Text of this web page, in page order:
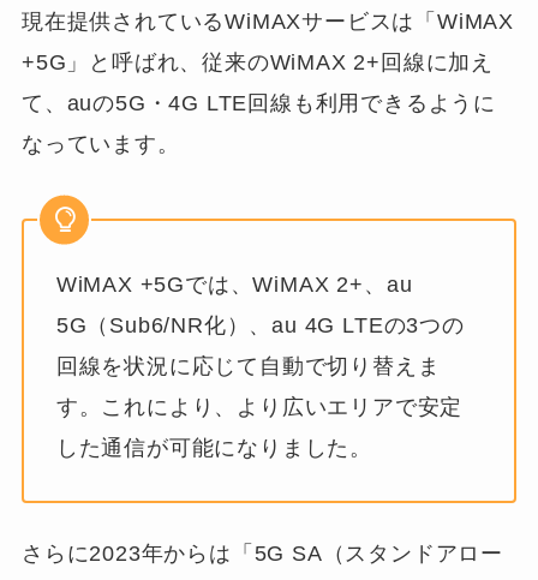
現在提供されているWiMAXサービスは「WiMAX
+5G」と呼ばれ、従来のWiMAX 2+回線に加え
て、auの5G・4G LTE回線も利用できるように
なっています。
WiMAX +5Gでは、WiMAX 2+、au
5G（Sub6/NR化）、au 4G LTEの3つの
回線を状況に応じて自動で切り替えま
す。これにより、より広いエリアで安定
した通信が可能になりました。
さらに2023年からは「5G SA（スタンドアロー